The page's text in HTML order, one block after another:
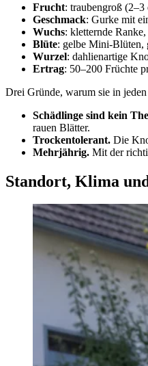
Frucht: traubengroß
Geschmack: Gurke mit
Wuchs: kletternde
Blüte: gelbe Mini-Blüten,
Wurzel: dahlienartige
Ertrag: 50–200 Früchte
Drei Gründe, warum sie in
Schädlinge sind kein
rauen Blätter.
Trockentolerant. Die
Mehrjährig. Mit der
Standort, Klima